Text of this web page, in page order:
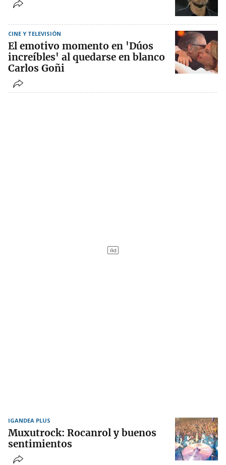
CINE Y TELEVISIÓN
El emotivo momento en 'Dúos
increíbles' al quedarse en blanco
Carlos Goñi
IGANDEA PLUS
Muxutrock: Rocanrol y buenos
sentimientos